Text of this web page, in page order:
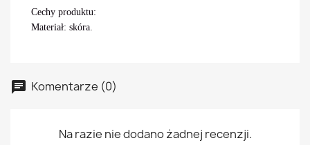
Cechy produktu:
Materiał: skóra.
Komentarze (0)
Na razie nie dodano żadnej recenzji.